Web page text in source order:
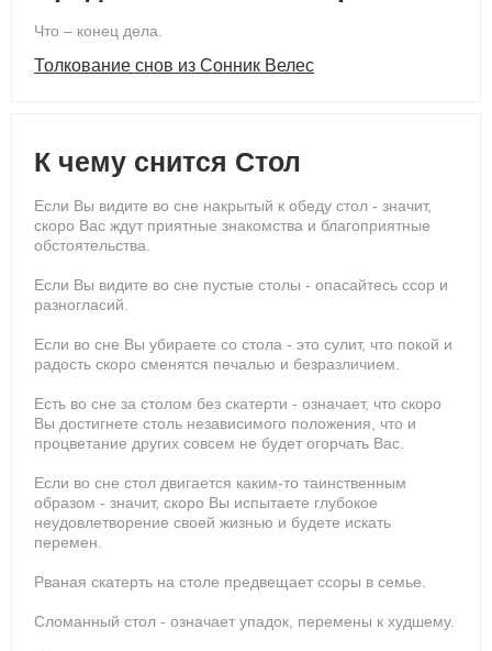
Что – конец дела.
Толкование снов из Сонник Велес
К чему снится Стол
Если Вы видите во сне накрытый к обеду стол - значит,
скоро Вас ждут приятные знакомства и благоприятные
обстоятельства.
Если Вы видите во сне пустые столы - опасайтесь ссор и
разногласий.
Если во сне Вы убираете со стола - это сулит, что покой и
радость скоро сменятся печалью и безразличием.
Есть во сне за столом без скатерти - означает, что скоро
Вы достигнете столь независимого положения, что и
процветание других совсем не будет огорчать Вас.
Если во сне стол двигается каким-то таинственным
образом - значит, скоро Вы испытаете глубокое
неудовлетворение своей жизнью и будете искать
перемен.
Рваная скатерть на столе предвещает ссоры в семье.
Сломанный стол - означает упадок, перемены к худшему.